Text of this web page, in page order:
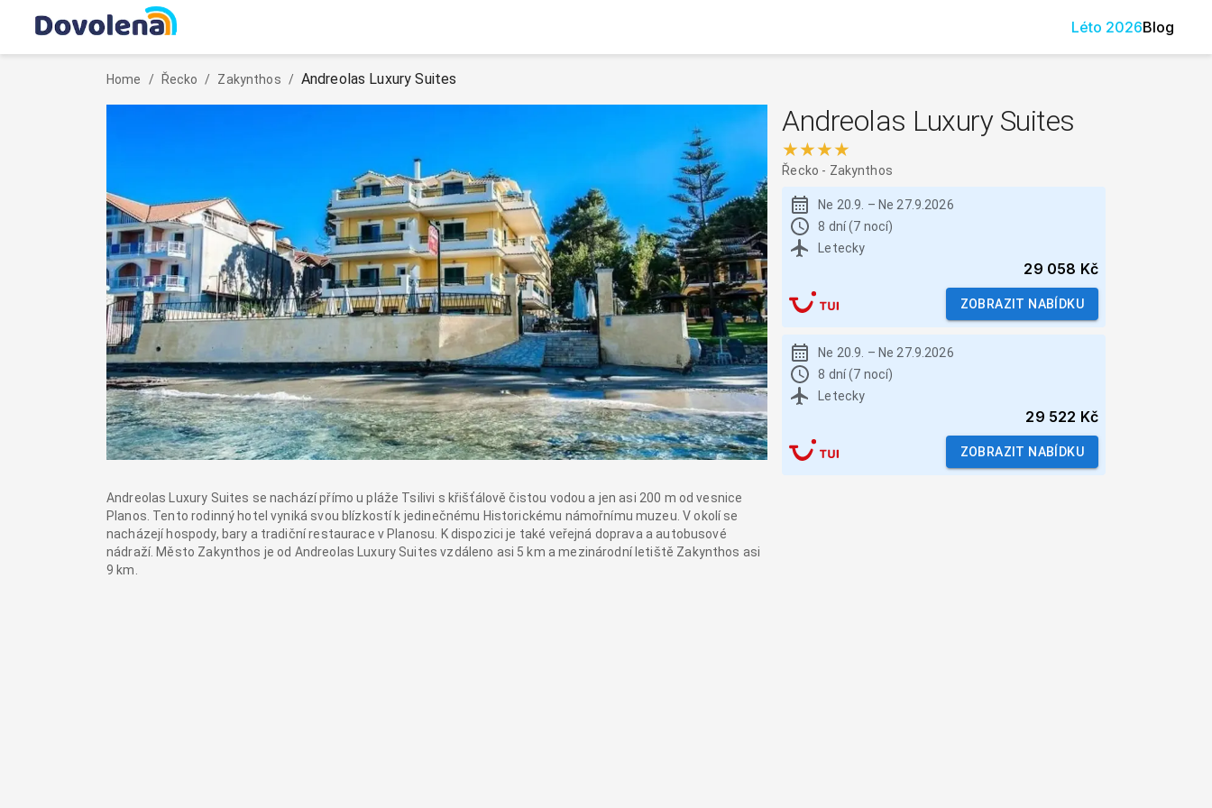
Léto 2026Blog
Home / Řecko / Zakynthos / Andreolas Luxury Suites
Andreolas Luxury Suites se nachází přímo u pláže Tsilivi s křišťálově čistou vodou a jen asi 200 m od vesnice
Planos. Tento rodinný hotel vyniká svou blízkostí k jedinečnému Historickému námořnímu muzeu. V okolí se
nacházejí hospody, bary a tradiční restaurace v Planosu. K dispozici je také veřejná doprava a autobusové
nádraží. Město Zakynthos je od Andreolas Luxury Suites vzdáleno asi 5 km a mezinárodní letiště Zakynthos asi
9 km.
Andreolas Luxury Suites
★★★★
Řecko - Zakynthos
Ne 20.9. – Ne 27.9.2026
8 dní (7 nocí)
Letecky
29 058 Kč
ZOBRAZIT NABÍDKU
Ne 20.9. – Ne 27.9.2026
8 dní (7 nocí)
Letecky
29 522 Kč
ZOBRAZIT NABÍDKU